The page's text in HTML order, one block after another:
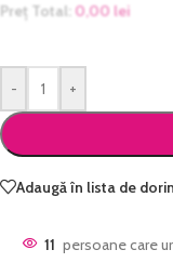
Preț Total: 0,00lei
- +
Adaugă în lista de
11 persoane care